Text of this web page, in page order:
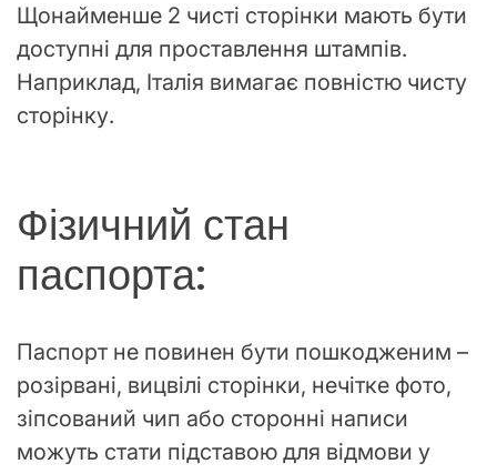
Щонайменше 2 чисті сторінки мають бути
доступні для проставлення штампів.
Наприклад, Італія вимагає повністю чисту
сторінку.
Фізичний стан
паспорта:
Паспорт не повинен бути пошкодженим –
розірвані, вицвілі сторінки, нечітке фото,
зіпсований чип або сторонні написи
можуть стати підставою для відмови у